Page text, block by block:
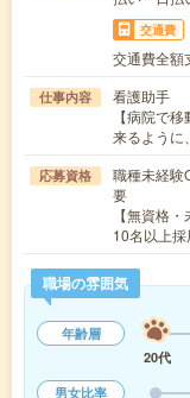
交通費
交通費全額
仕事内容
看護助手
【病院で
来るように
応募資格
職種未経験
要
【無資格
10名以上
職場の雰囲気
年齢層
20代
男女比率